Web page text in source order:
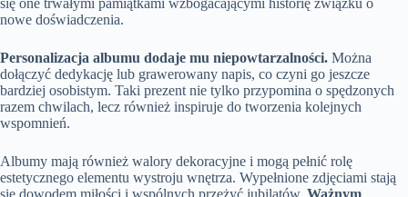
się one trwałymi pamiątkami wzbogacającymi historię związku o
nowe doświadczenia.
Personalizacja albumu dodaje mu niepowtarzalności. Można
dołączyć dedykację lub grawerowany napis, co czyni go jeszcze
bardziej osobistym. Taki prezent nie tylko przypomina o spędzonych
razem chwilach, lecz również inspiruje do tworzenia kolejnych
wspomnień.
Albumy mają również walory dekoracyjne i mogą pełnić rolę
estetycznego elementu wystroju wnętrza. Wypełnione zdjęciami stają